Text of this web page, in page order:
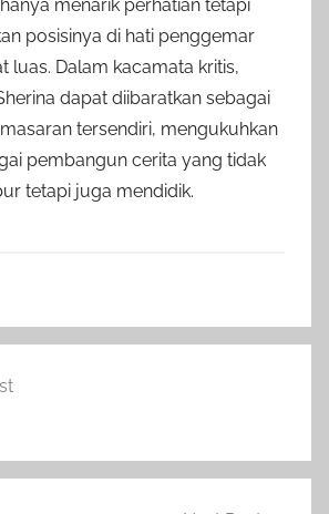
menarik perhatian tetapi
posisinya di hati penggemar
luas. Dalam kacamata kritis,
dapat diibaratkan sebagai
tersendiri, mengukuhkan
pembangun cerita yang tidak
tetapi juga mendidik.